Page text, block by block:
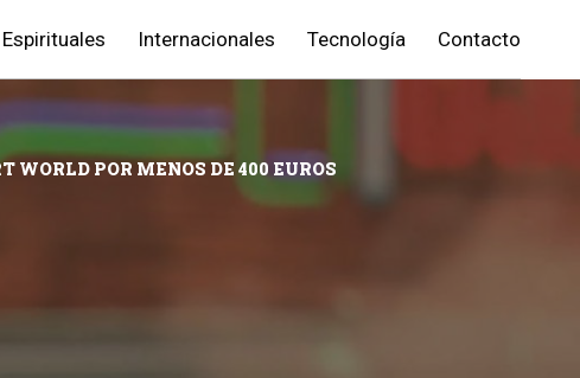
Espirituales Internacionales Tecnología Contacto
POR MENOS DE 400 EUROS